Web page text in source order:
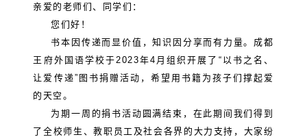
亲爱的老师们、同学们：
您们好！
书本因传递而显价值，知识因分享而有力量。成都
王府外国语学校于2023年4月组织开展了“以书之名、
让爱传递”图书捐赠活动，希望用书籍为孩子们撑起爱
的天空。
为期一周的捐书活动圆满结束，在此期间我们得到
了全校师生、教职员工及社会各界的大力支持，大家纷